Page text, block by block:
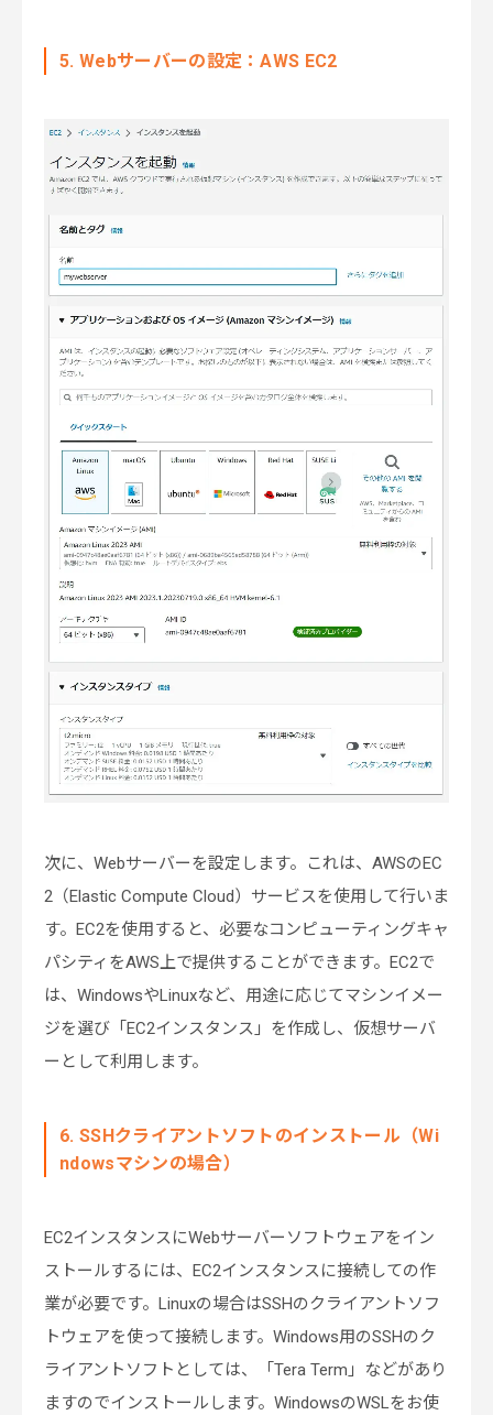
5. Webサーバーの設定：AWS EC2
次に、Webサーバーを設定します。これは、AWSのEC
2（Elastic Compute Cloud）サービスを使用して行いま
す。EC2を使用すると、必要なコンピューティングキャ
パシティをAWS上で提供することができます。EC2で
は、WindowsやLinuxなど、用途に応じてマシンイメー
ジを選び「EC2インスタンス」を作成し、仮想サーバ
ーとして利用します。
6. SSHクライアントソフトのインストール（Wi
ndowsマシンの場合）
EC2インスタンスにWebサーバーソフトウェアをイン
ストールするには、EC2インスタンスに接続しての作
業が必要です。Linuxの場合はSSHのクライアントソフ
トウェアを使って接続します。Windows用のSSHのク
ライアントソフトとしては、「Tera Term」などがあり
ますのでインストールします。WindowsのWSLをお使